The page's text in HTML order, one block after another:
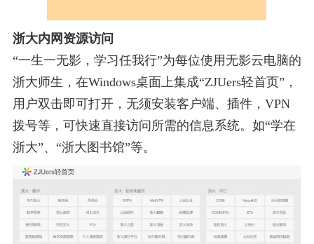
浙大内网 资源访问
“一生一无影，学习任我行”为每位使用无影云电脑的
浙大师生，在Windows桌面上集成“ZJUers轻首页”，
用户双击即可打开，无须安装客户端、 插件 ， VPN
拨号等 ， 可快速直接访问所需的信息系统。 如“学在
浙大”、“浙大图书馆”等。